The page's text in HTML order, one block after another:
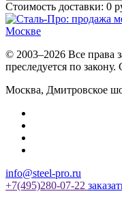
Стоимость доставки: 0
© 2003–2026 Все
преследуется по
Москва, Дмитровское
info@steel-pro.ru
+7(495)280-07-22